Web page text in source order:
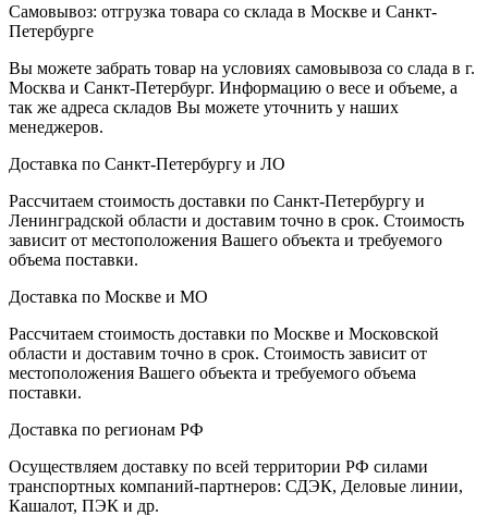
Самовывоз: отгрузка товара со склада в Москве и Санкт-
Петербурге
Вы можете забрать товар на условиях самовывоза со слада в г.
Москва и Санкт-Петербург. Информацию о весе и объеме, а
так же адреса складов Вы можете уточнить у наших
менеджеров.
Доставка по Санкт-Петербургу и ЛО
Рассчитаем стоимость доставки по Санкт-Петербургу и
Ленинградской области и доставим точно в срок. Стоимость
зависит от местоположения Вашего объекта и требуемого
объема поставки.
Доставка по Москве и МО
Рассчитаем стоимость доставки по Москве и Московской
области и доставим точно в срок. Стоимость зависит от
местоположения Вашего объекта и требуемого объема
поставки.
Доставка по регионам РФ
Осуществляем доставку по всей территории РФ силами
транспортных компаний-партнеров: СДЭК, Деловые линии,
Кашалот, ПЭК и др.